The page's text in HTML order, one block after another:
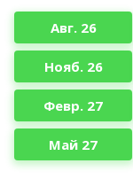
Авг. 26
Нояб. 26
Февр. 27
Май 27